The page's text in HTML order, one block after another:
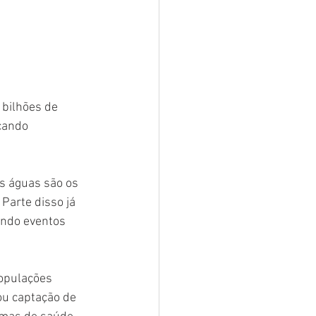
de
águas são os
disso já
eventos
captação de